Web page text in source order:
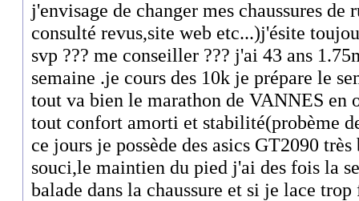
j'envisage de changer mes chaussures
consulté revus,site web etc...)j'ésite
svp ??? me conseiller ??? j'ai 43 ans
semaine .je cours des 10k je prépare le
tout va bien le marathon de VANNES en
tout confort amorti et stabilité(probème
ce jours je possède des asics GT2090
souci,le maintien du pied j'ai des fois la
balade dans la chaussure et si je lace